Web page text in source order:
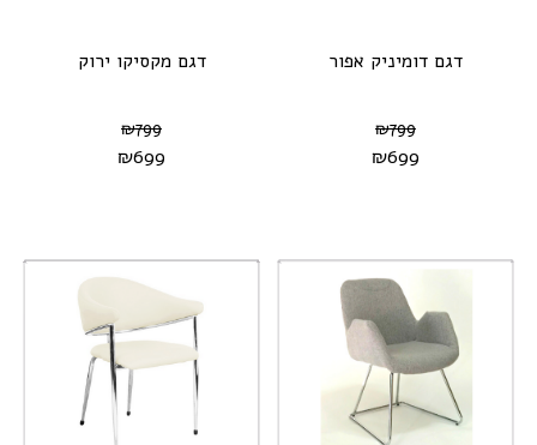
דגם דומיניק אפור
₪799
₪699
דגם מקסיקו ירוק
₪799
₪699